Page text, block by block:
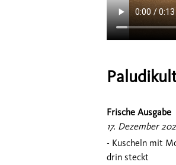
Frische Ausgabe
17. Dezember
- Kuscheln mit
drin steckt